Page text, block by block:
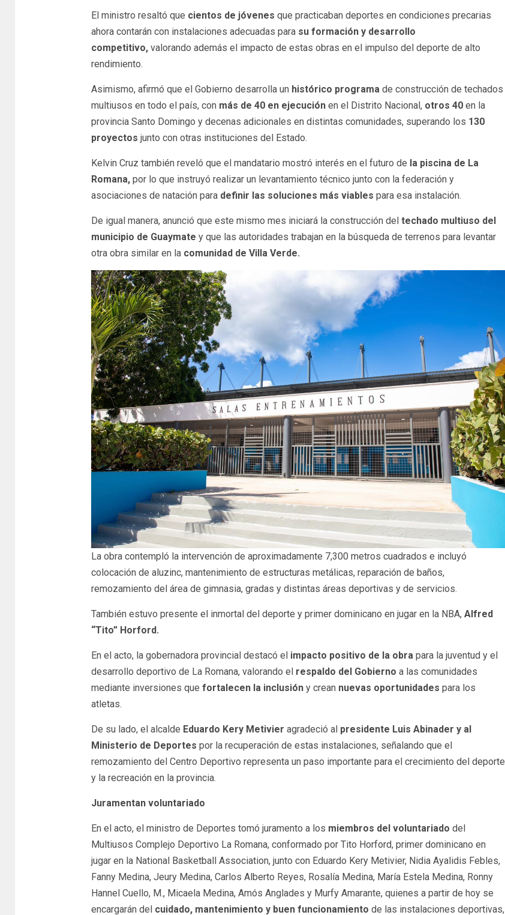
El ministro resaltó que cientos de jóvenes que practicaban deportes en condiciones precarias
ahora contarán con instalaciones adecuadas para su formación y desarrollo
competitivo,valorando además el impacto de estas obras en el impulso del deporte de alto
rendimiento.
Asimismo, afirmó que el Gobierno desarrolla un histórico programade construcción de techados
multiusos en todo el país, con más de 40 en ejecuciónen el Distrito Nacional, otros 40en la
provincia Santo Domingo y decenas adicionales en distintas comunidades, superando los 130
proyectos junto con otras instituciones del Estado.
Kelvin Cruz también reveló que el mandatario mostró interés en el futuro de la piscina de La
Romana,por lo que instruyó realizar un levantamiento técnico junto con la federación y
asociaciones de natación para definir las soluciones más viables para esa instalación.
De igual manera, anunció que este mismo mes iniciará la construcción del techado multiuso del
municipio de Guaymate y que las autoridades trabajan en la búsqueda de terrenos para levantar
otra obra similar en la comunidad de Villa Verde.
La obra contempló la intervención de aproximadamente 7,300 metros cuadrados e incluyó
colocación de aluzinc, mantenimiento de estructuras metálicas, reparación de baños,
remozamiento del área de gimnasia, gradas y distintas áreas deportivas y de servicios.
También estuvo presente el inmortal del deporte y primer dominicano en jugar en la NBA, Alfred
“Tito” Horford.
En el acto, la gobernadora provincial destacó el impacto positivo de la obra para la juventud y el
desarrollo deportivo de La Romana, valorando el respaldo del Gobierno a las comunidades
mediante inversiones que fortalecen la inclusióny crean nuevas oportunidades para los
atletas.
De su lado, el alcalde Eduardo Kery Metivier agradeció al presidente Luis Abinader y al
Ministerio de Deportes por la recuperación de estas instalaciones, señalando que el
remozamiento del Centro Deportivo representa un paso importante para el crecimiento del deporte
y la recreación en la provincia.
Juramentan voluntariado
En el acto, el ministro de Deportes tomó juramento a los miembros del voluntariado del
Multiusos Complejo Deportivo La Romana, conformado por Tito Horford, primer dominicano en
jugar en la National Basketball Association, junto con Eduardo Kery Metivier, Nidia Ayalidis Febles,
Fanny Medina, Jeury Medina, Carlos Alberto Reyes, Rosalía Medina, María Estela Medina, Ronny
Hannel Cuello, M., Micaela Medina, Amós Anglades y Murfy Amarante, quienes a partir de hoy se
encargarán del cuidado, mantenimiento y buen funcionamiento de las instalaciones deportivas,